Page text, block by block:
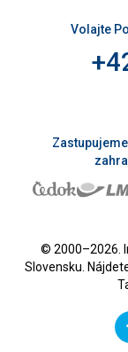
Volajte
© 2000–2026.
Slovensku.